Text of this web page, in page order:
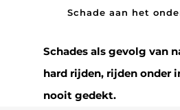
Schade aan het
Schades als gevolg van
hard rijden, rijden onder
nooit gedekt.